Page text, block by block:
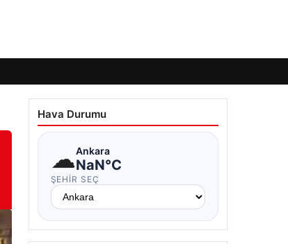
Hava Durumu
☁Ankara
NaN°C
ŞEHIR SEÇ